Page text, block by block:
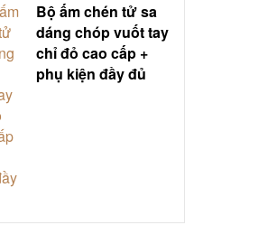
Bộ ấm chén tử sa
dáng chóp vuốt tay
chỉ đỏ cao cấp +
phụ kiện đầy đủ